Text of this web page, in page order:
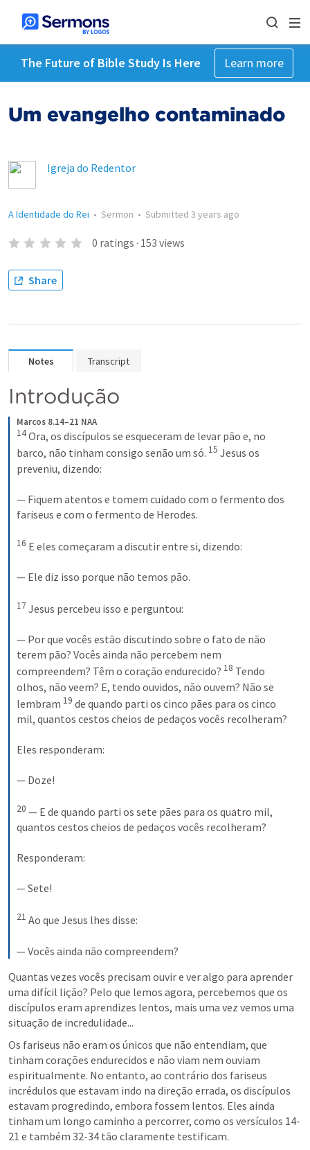
The Future of Bible Study Is Here Learn more
Um evangelho contaminado
Igreja do Redentor
A Identidade do Rei • Sermon • Submitted 3 years ago
0 ratings · 153 views
Share
Notes Transcript
Introdução
Marcos 8.14–21 NAA
14Ora, os discípulos se esqueceram de levar pão e, no
barco, não tinham consigo senão um só. 15 Jesus os
preveniu, dizendo:
— Fiquem atentos e tomem cuidado com o fermento dos
fariseus e com o fermento de Herodes.
16 E eles começaram a discutir entre si, dizendo:
— Ele diz isso porque não temos pão.
17 Jesus percebeu isso e perguntou:
— Por que vocês estão discutindo sobre o fato de não
terem pão? Vocês ainda não percebem nem
compreendem? Têm o coração endurecido? 18 Tendo
olhos, não veem? E, tendo ouvidos, não ouvem? Não se
lembram 19 de quando parti os cinco pães para os cinco
mil, quantos cestos cheios de pedaços vocês recolheram?
Eles responderam:
— Doze!
20 — E de quando parti os sete pães para os quatro mil,
quantos cestos cheios de pedaços vocês recolheram?
Responderam:
— Sete!
21 Ao que Jesus lhes disse:
— Vocês ainda não compreendem?
Quantas vezes vocês precisam ouvir e ver algo para aprender
uma difícil lição? Pelo que lemos agora, percebemos que os
discípulos eram aprendizes lentos, mais uma vez vemos uma
situação de incredulidade...
Os fariseus não eram os únicos que não entendiam, que
tinham corações endurecidos e não viam nem ouviam
espiritualmente. No entanto, ao contrário dos fariseus
incrédulos que estavam indo na direção errada, os discípulos
estavam progredindo, embora fossem lentos. Eles ainda
tinham um longo caminho a percorrer, como os versículos 14-
21 e também 32-34 tão claramente testificam.